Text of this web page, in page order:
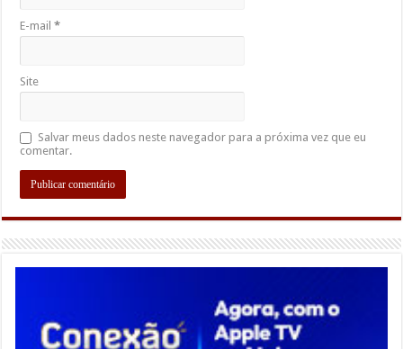
E-mail*
Site
Salvar meus dados neste navegador para a próxima vez que eu
comentar.